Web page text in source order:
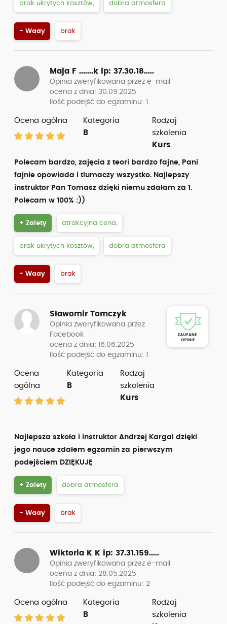
brak ukrytych kosztów, dobra atmosfera
- Wady brak
Maja F .......k ip: 37.30.18.....
Opinia zweryfikowana przez e-mail
ocena z dnia: 30.09.2025
Ilość podejść do egzaminu: 1
Ocena ogólna
Kategoria
B
Rodzaj
szkolenia
Kurs
Polecam bardzo, zajęcia z teori bardzo fajne, Pani
fajnie opowiada i tlumaczy wszystko. Najlepszy
instruktor Pan Tomasz dzięki niemu zdałam za 1.
Polecam w 100% :))
+ Zalety atrakcyjna cena,
brak ukrytych kosztów, dobra atmosfera
- Wady brak
Sławomir Tomczyk
Opinia zweryfikowana przez
Facebook
ocena z dnia: 16.06.2025
Ilość podejść do egzaminu: 1
Ocena
ogólna
Kategoria
B
Rodzaj
szkolenia
Kurs
Najlepsza szkoła i instruktor Andrzej Kargal dzięki
jego nauce zdałem egzamin za pierwszym
podejściem DZIĘKUJĘ
+ Zalety dobra atmosfera
- Wady brak
Wiktoria K K ip: 37.31.159.....
Opinia zweryfikowana przez e-mail
ocena z dnia: 28.05.2025
Ilość podejść do egzaminu: 2
Ocena ogólna
Kategoria
B
Rodzaj
szkolenia